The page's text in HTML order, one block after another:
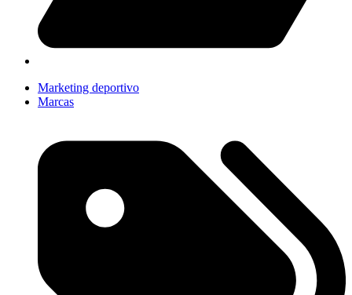
Marketing deportivo
Marcas